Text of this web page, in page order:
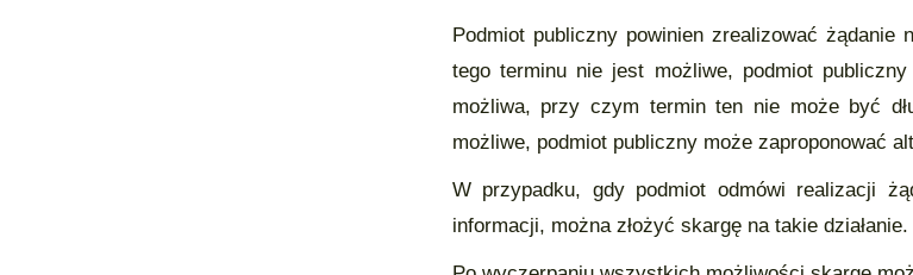
Podmiot publiczny powinien zrealizować
tego terminu nie jest możliwe, podmiot
możliwa, przy czym termin ten nie może być
możliwe, podmiot publiczny może zaproponować
W przypadku, gdy podmiot odmówi realizacji
informacji, można złożyć skargę na takie działanie.